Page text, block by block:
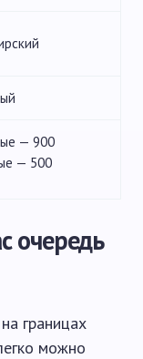
— 900
— 500
очередь
границах
можно